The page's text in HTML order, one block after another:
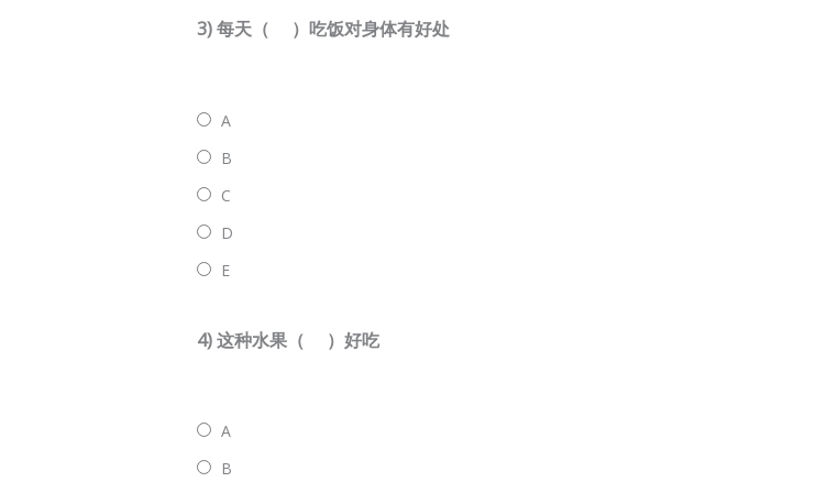
3) 每天（ ）吃饭对身体有好处
A
B
C
D
E
4) 这种水果（ ）好吃
A
B